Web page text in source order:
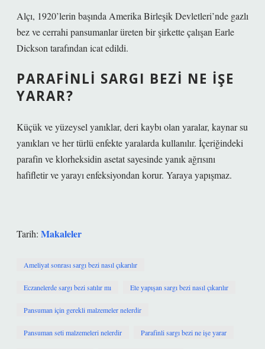
Alçı, 1920’lerin başında Amerika Birleşik Devletleri’nde gazlı
bez ve cerrahi pansumanlar üreten bir şirkette çalışan Earle
Dickson tarafından icat edildi.
PARAFINLI SARGI BEZI NE IŞE
YARAR?
Küçük ve yüzeysel yanıklar, deri kaybı olan yaralar, kaynar su
yanıkları ve her türlü enfekte yaralarda kullanılır. İçeriğindeki
parafin ve klorheksidin asetat sayesinde yanık ağrısını
hafifletir ve yarayı enfeksiyondan korur. Yaraya yapışmaz.
Tarih: Makaleler
Ameliyat sonrası sargı bezi nasıl çıkarılır
Eczanelerde sargı bezi satılır mı Ete yapışan sargı bezi nasıl çıkarılır
Pansuman için gerekli malzemeler nelerdir
Pansuman seti malzemeleri nelerdir Parafinli sargı bezi ne işe yarar